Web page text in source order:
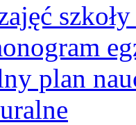
plan